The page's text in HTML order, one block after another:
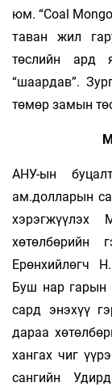
юм. “Coal
таван жил
төслийн ард
“шаардав”.
төмөр замын
АНУ-ын
ам.долларын
хэрэгжүүлэх
Ерөнхийлөгч
Буш нар гарын
сард энэхүү
дараа
хангах чиг
сангийн